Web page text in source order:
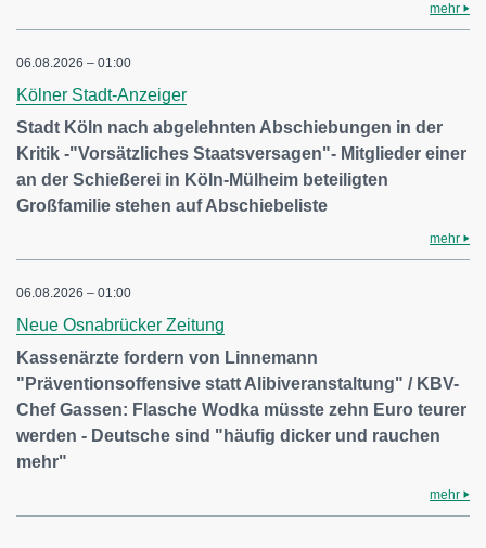
mehr
06.08.2026 – 01:00
Kölner Stadt-Anzeiger
Stadt Köln nach abgelehnten Abschiebungen in der
Kritik -"Vorsätzliches Staatsversagen"- Mitglieder einer
an der Schießerei in Köln-Mülheim beteiligten
Großfamilie stehen auf Abschiebeliste
mehr
06.08.2026 – 01:00
Neue Osnabrücker Zeitung
Kassenärzte fordern von Linnemann
"Präventionsoffensive statt Alibiveranstaltung" / KBV-
Chef Gassen: Flasche Wodka müsste zehn Euro teurer
werden - Deutsche sind "häufig dicker und rauchen
mehr"
mehr